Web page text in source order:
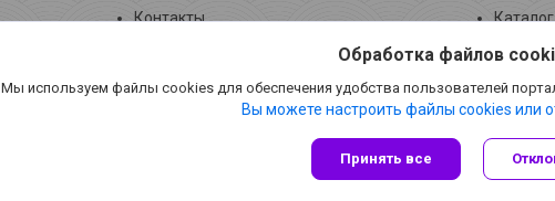
Контакты
Каталог
Отзывы
Сайт создан на платформе
Политика обработки файлов
Обработка файлов
Мы используем файлы cookies для обеспечения удобства пользователей
Вы можете настроить файлы cookies или
Принять все